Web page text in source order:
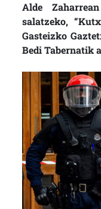
Alde
salatzeko,
Gasteizko
Bedi Tabernatik